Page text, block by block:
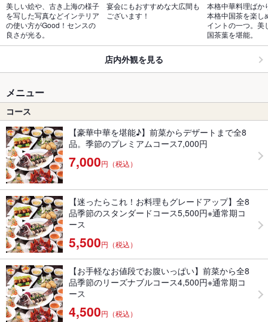
美しい絵や、古き上海の様子
を写した写真などインテリア
の使い方がGood！センスの
良さが光る。
宴会にもおすすめな大広間も
ございます！
本格中華料理ばか
本格中国茶を楽し
イントの一つ。美
国茶葉を堪能。
店内外観を見る
メニュー
コース
【豪華中華を堪能♪】前菜からデザートまで全8
品。季節のプレミアムコース7,000円
7,000円（税込）
【迷ったらこれ！お料理もグレードアップ】全8
品季節のスタンダードコース5,500円※通常期コ
ース
5,500円（税込）
【お手軽なお値段でお腹いっぱい】前菜から全8
品季節のリーズナブルコース4,500円※通常期コ
ース
4,500円（税込）